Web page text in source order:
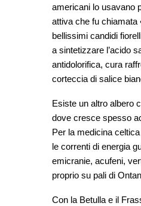
americani lo usavano
attiva che fu chiamata
bellissimi candidi
a sintetizzare l’acido
antidolorifica, cura
corteccia di salice
Esiste un altro albero
dove cresce spesso
Per la medicina
le correnti di energia
emicranie, acufeni,
proprio su pali di
Con la Betulla e il